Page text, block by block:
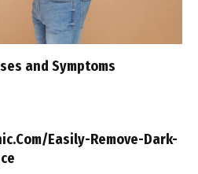
and Symptoms
Easily-Remove-Dark-